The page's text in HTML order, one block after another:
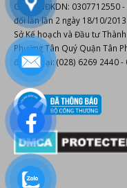
Giấy CNĐKDN: 0307712550
đổi lần lần 2 ngày 18/10/
Sở Kế hoạch và Đầu tư
Phường Tân Quý Quận Tân
điện thoại: (028) 6269 2440 -